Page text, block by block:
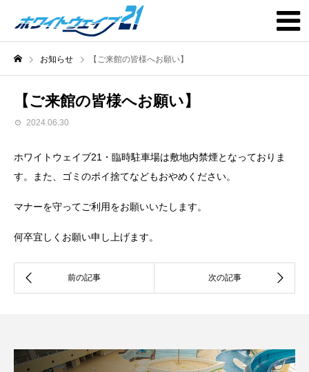
お知らせ 【ご来館の皆様へお願い】
【ご来館の皆様へお願い】
2024.06.30
ホワイトウェイブ21・臨時駐車場は敷地内禁煙となっておりま
す。また、ゴミのポイ捨てなどもおやめください。
マナーを守ってご利用をお願いいたします。
何卒宜しくお願い申し上げます。